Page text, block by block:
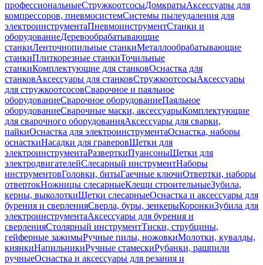
профессиональныеСтружкоотсосыДомкратыАксессуары для
компрессоров, пневмосистемСистемы пылеудаления для
электроинструментаПневмоинструментСтанки и
оборудованиеДеревообрабатывающие
станкиЛенточнопильные станкиМеталлообрабатывающие
станкиПлиткорезные станкиТочильные
станкиКомплектующие для станковОснастка для
станковАксессуары для станковСтружкоотсосыАксессуары
для стружкоотсосовСварочное и паяльное
оборудованиеСварочное оборудованиеПаяльное
оборудованиеСварочные маски, аксессуарыКомплектующие
для сварочного оборудованияАксессуары для сварки,
пайкиОснастка для электроинструментаОснастка, наборы
оснасткиНасадки для граверовЩетки для
электроинструментаРазверткиПуансоныЩетки для
электродвигателейСлесарный инструментНаборы
инструментовГоловки, битыГаечные ключиОтвертки, наборы
отвертокНожницы слесарныеКлещи строительныеЗубила,
керны, выколоткиЩетки слесарныеОснастка и аксессуары для
бурения и сверленияСверла, буры, зенкерыКоронкиЗубила для
электроинструментаАксессуары для бурения и
сверленияСтолярный инструментТиски, струбцины,
гейферные зажимыРучные пилы, ножовкиМолотки, кувалды,
киянкиНапильникиРучные стамескиРубанки, рашпили
ручныеОснастка и аксессуары для резания и